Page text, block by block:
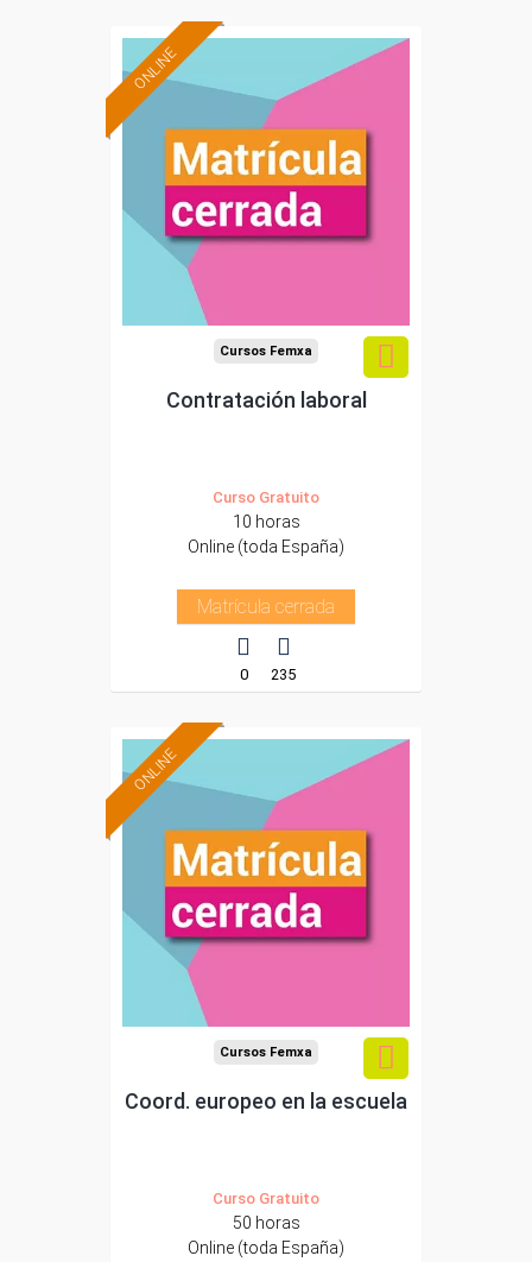
ONLINE
Cursos Femxa
Contratación laboral
Curso Gratuito
10 horas
Online (toda España)
Matrícula cerrada
0 235
ONLINE
Cursos Femxa
Coord. europeo en la escuela
Curso Gratuito
50 horas
Online (toda España)